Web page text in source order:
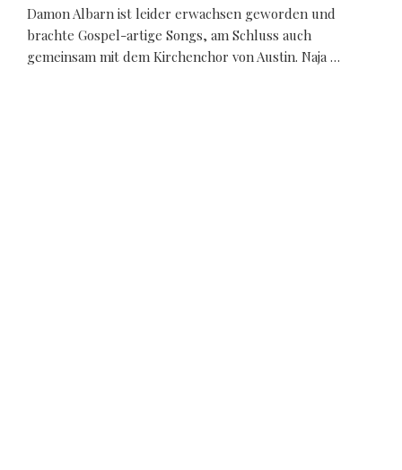
Damon Albarn ist leider erwachsen geworden und
brachte Gospel-artige Songs, am Schluss auch
gemeinsam mit dem Kirchenchor von Austin. Naja …